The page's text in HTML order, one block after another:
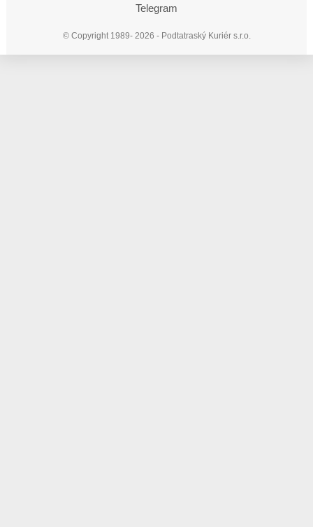
Telegram
© Copyright 1989- 2026 - Podtatraský Kuriér s.r.o.